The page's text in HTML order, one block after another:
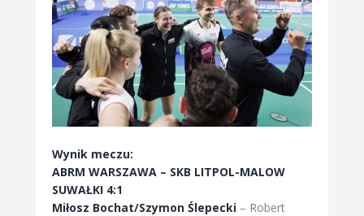
Wynik meczu:
ABRM WARSZAWA – SKB LITPOL-MALOW
SUWAŁKI 4:1
Miłosz Bochat/Szymon Ślepecki – Robert